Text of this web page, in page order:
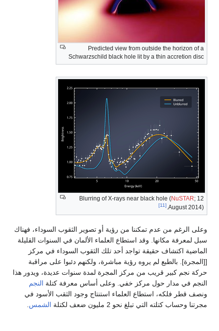
Predicted view from outside the horizon of a
Schwarzschild black hole lit by a thin accretion disc
Blurring of X-rays near black hole (NuSTAR; 12
August 2014).
[11]
وعلى الرغم من عدم تمكننا من رؤية أو تصوير الثقوب السوداء، فهناك
سبل لمعرفة مكانها. وقد استطاع العلماء الألمان في السنوات القليلة
الماضية اكتشاف حقيقة تواجد أحد تلك الثقوب السوداء في مركز
[[المجرة]. بالطبع لم يروه رؤية مباشرة، ولكنهم دئبوا على مراقبة
حركة نجم كبير قريب من مركز المجرة لمدة سنوات عديدة، ويدور هذا
النجم في مدار حول مركز خفي. وعلى أساس معرفة كتلة النجم
ونصف قطر فلكه، استطاع العلماء استنتاج وجود الثقب الأسود في
مجرتنا وحساب كتلته التي تبلغ نحو 2 مليون ضعف لكتلة
الشمس.